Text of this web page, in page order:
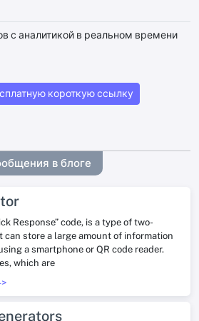
с аналитикой в ​​реальном времени
короткую ссылку
в блоге
Response” code, is a type of two-
can store a large amount of information
a smartphone or QR code reader.
which are